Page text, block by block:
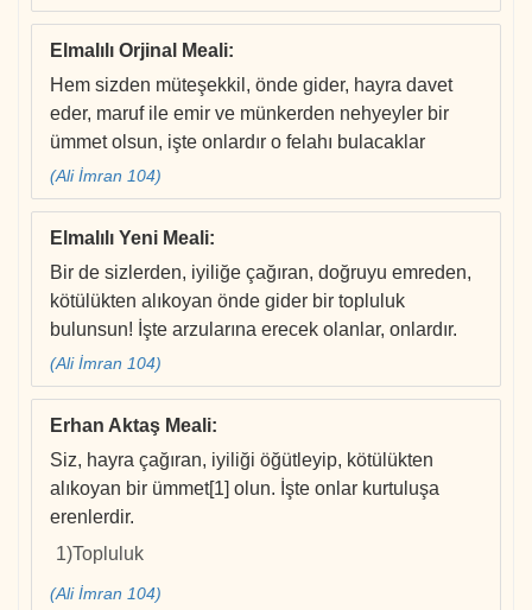
Elmalılı Orjinal Meali:
Hem sizden müteşekkil, önde gider, hayra davet
eder, maruf ile emir ve münkerden nehyeyler bir
ümmet olsun, işte onlardır o felahı bulacaklar
(Ali İmran 104)
Elmalılı Yeni Meali:
Bir de sizlerden, iyiliğe çağıran, doğruyu emreden,
kötülükten alıkoyan önde gider bir topluluk
bulunsun! İşte arzularına erecek olanlar, onlardır.
(Ali İmran 104)
Erhan Aktaş Meali:
Siz, hayra çağıran, iyiliği öğütleyip, kötülükten
alıkoyan bir ümmet[1] olun. İşte onlar kurtuluşa
erenlerdir.
1)Topluluk
(Ali İmran 104)